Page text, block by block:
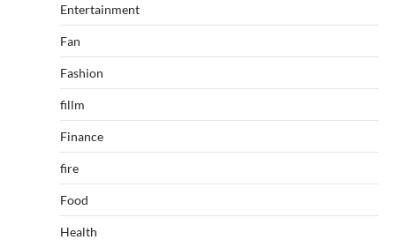
Entertainment
Fan
Fashion
fillm
Finance
fire
Food
Health